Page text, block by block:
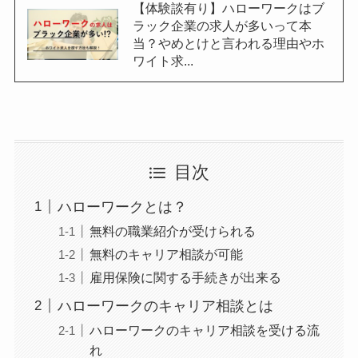
【体験談有り】ハローワークはブ
ラック企業の求人が多いって本
当？やめとけと言われる理由やホ
ワイト求...
目次
ハローワークとは？
無料の職業紹介が受けられる
無料のキャリア相談が可能
雇用保険に関する手続きが出来る
ハローワークのキャリア相談とは
ハローワークのキャリア相談を受ける流
れ